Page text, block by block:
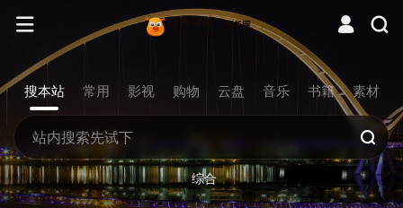
搜本站 常用 影视 购物 云盘 音乐 书籍 素材
综合